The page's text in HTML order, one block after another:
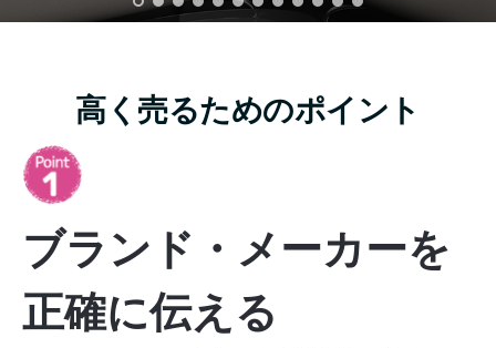
高く売るためのポイント
ブランド・メーカーを
正確に伝える